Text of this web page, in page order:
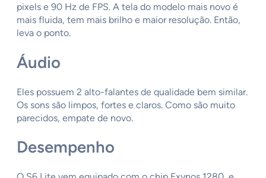
pixels e 90 Hz de FPS. A tela do modelo mais novo é
mais fluida, tem mais brilho e maior resolução. Então,
leva o ponto.
Áudio
Eles possuem 2 alto-falantes de qualidade bem similar.
Os sons são limpos, fortes e claros. Como são muito
parecidos, empate de novo.
Desempenho